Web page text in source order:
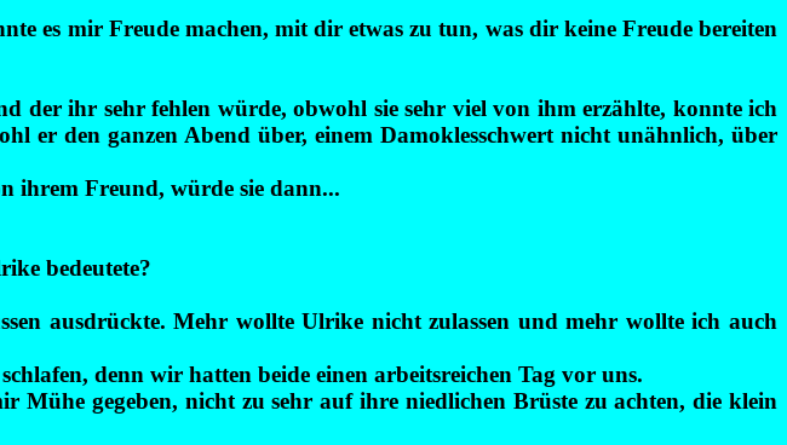
es mir Freude machen, mit dir etwas zu tun, was dir keine Freude bereiten
der ihr sehr fehlen würde, obwohl sie sehr viel von ihm erzählte, konnte ich
er den ganzen Abend über, einem Damoklesschwert nicht unähnlich, über
ihrem Freund, würde sie dann...
bedeutete?
ausdrückte. Mehr wollte Ulrike nicht zulassen und mehr wollte ich auch
denn wir hatten beide einen arbeitsreichen Tag vor uns.
gegeben, nicht zu sehr auf ihre niedlichen Brüste zu achten, die klein